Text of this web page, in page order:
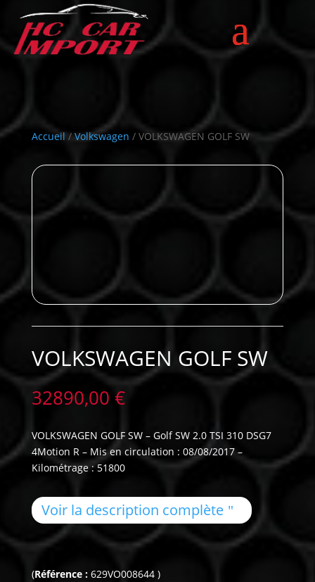
Accueil /Volkswagen / VOLKSWAGEN GOLF SW
VOLKSWAGEN GOLF SW
32890,00 €
VOLKSWAGEN GOLF SW – Golf SW 2.0 TSI 310 DSG7
4Motion R – Mis en circulation : 08/08/2017 –
Kilométrage : 51800
Voir la description complète
(Référence : 629VO008644 )